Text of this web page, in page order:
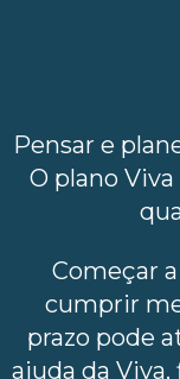
Pensar e
O plano
Começar
cumprir
prazo pode
ajuda da